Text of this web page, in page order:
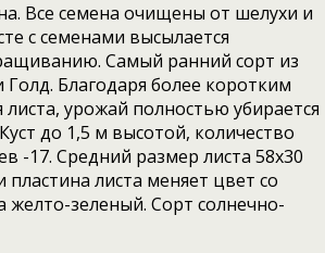
Все семена очищены от шелухи и
с семенами высылается
Самый ранний сорт из
Благодаря более коротким
листа, урожай полностью убирается
до 1,5 м высотой, количество
-17. Средний размер листа 58х30
листа меняет цвет со
желто-зеленый. Сорт солнечно-